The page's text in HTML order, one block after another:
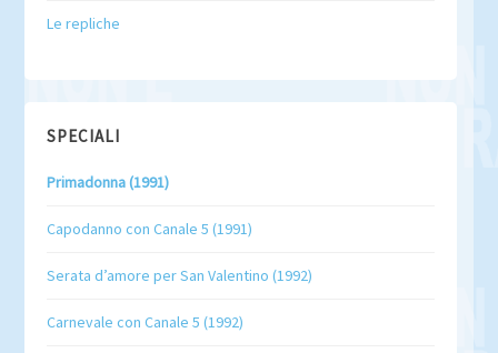
Le repliche
SPECIALI
Primadonna (1991)
Capodanno con Canale 5 (1991)
Serata d’amore per San Valentino (1992)
Carnevale con Canale 5 (1992)